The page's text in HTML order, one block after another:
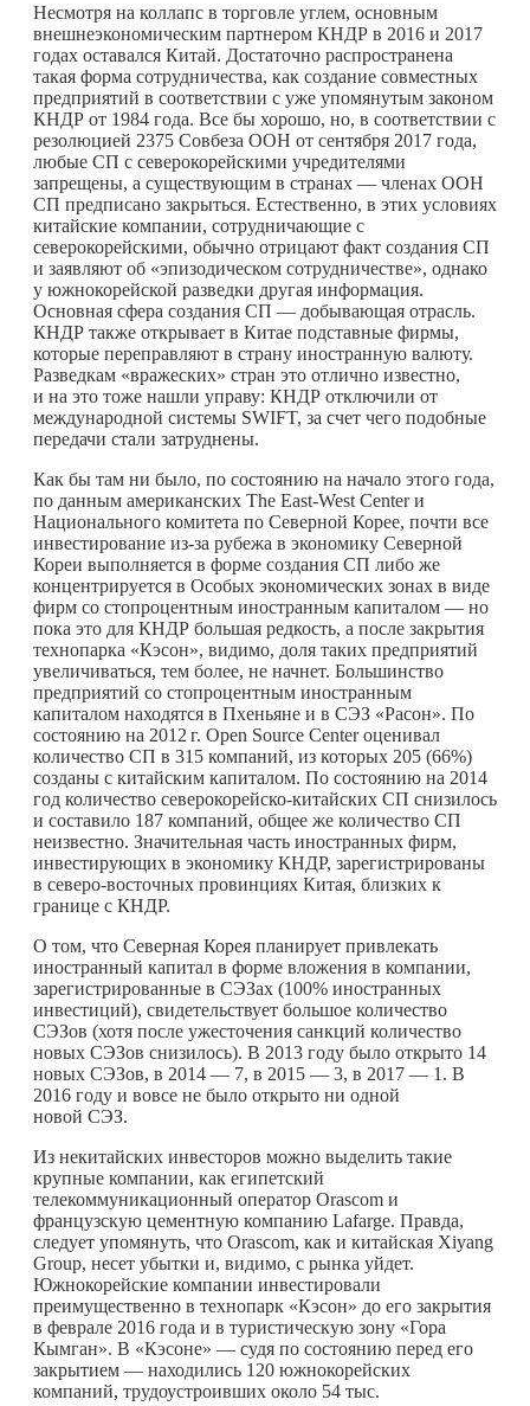
Несмотря на коллапс в торговле углем, основным
внешнеэкономическим партнером КНДР в 2016 и 2017
годах оставался Китай. Достаточно распространена
такая форма сотрудничества, как создание совместных
предприятий в соответствии с уже упомянутым законом
КНДР от 1984 года. Все бы хорошо, но, в соответствии с
резолюцией 2375 Совбеза ООН от сентября 2017 года,
любые СП с северокорейскими учредителями
запрещены, а существующим в странах — членах ООН
СП предписано закрыться. Естественно, в этих условиях
китайские компании, сотрудничающие с
северокорейскими, обычно отрицают факт создания СП
и заявляют об «эпизодическом сотрудничестве», однако
у южнокорейской разведки другая информация.
Основная сфера создания СП — добывающая отрасль.
КНДР также открывает в Китае подставные фирмы,
которые переправляют в страну иностранную валюту.
Разведкам «вражеских» стран это отлично известно,
и на это тоже нашли управу: КНДР отключили от
международной системы SWIFT, за счет чего подобные
передачи стали затруднены.
Как бы там ни было, по состоянию на начало этого года,
по данным американских The East-West Center и
Национального комитета по Северной Корее, почти все
инвестирование из-за рубежа в экономику Северной
Кореи выполняется в форме создания СП либо же
концентрируется в Особых экономических зонах в виде
фирм со стопроцентным иностранным капиталом — но
пока это для КНДР большая редкость, а после закрытия
технопарка «Кэсон», видимо, доля таких предприятий
увеличиваться, тем более, не начнет. Большинство
предприятий со стопроцентным иностранным
капиталом находятся в Пхеньяне и в СЭЗ «Расон». По
состоянию на 2012 г. Open Source Center оценивал
количество СП в 315 компаний, из которых 205 (66%)
созданы с китайским капиталом. По состоянию на 2014
год количество северокорейско-китайских СП снизилось
и составило 187 компаний, общее же количество СП
неизвестно. Значительная часть иностранных фирм,
инвестирующих в экономику КНДР, зарегистрированы
в северо-восточных провинциях Китая, близких к
границе с КНДР.
О том, что Северная Корея планирует привлекать
иностранный капитал в форме вложения в компании,
зарегистрированные в СЭЗах (100% иностранных
инвестиций), свидетельствует большое количество
СЭЗов (хотя после ужесточения санкций количество
новых СЭЗов снизилось). В 2013 году было открыто 14
новых СЭЗов, в 2014 — 7, в 2015 — 3, в 2017 — 1. В
2016 году и вовсе не было открыто ни одной
новой СЭЗ.
Из некитайских инвесторов можно выделить такие
крупные компании, как египетский
телекоммуникационный оператор Orascom и
французскую цементную компанию Lafarge. Правда,
следует упомянуть, что Orascom, как и китайская Xiyang
Group, несет убытки и, видимо, с рынка уйдет.
Южнокорейские компании инвестировали
преимущественно в технопарк «Кэсон» до его закрытия
в феврале 2016 года и в туристическую зону «Гора
Кымган». В «Кэсоне» — судя по состоянию перед его
закрытием — находились 120 южнокорейских
компаний, трудоустроивших около 54 тыс.